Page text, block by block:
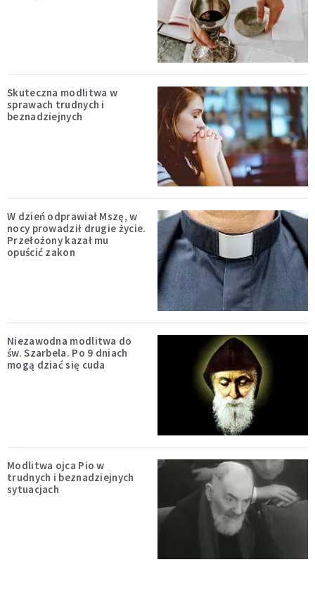
Skuteczna modlitwa w
sprawach trudnych i
beznadziejnych
W dzień odprawiał Mszę, w
nocy prowadził drugie życie.
Przełożony kazał mu
opuścić zakon
Niezawodna modlitwa do
św. Szarbela. Po 9 dniach
mogą dziać się cuda
Modlitwa ojca Pio w
trudnych i beznadziejnych
sytuacjach